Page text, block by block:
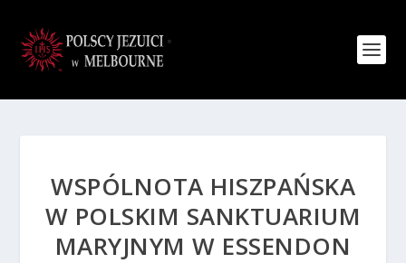
WSPÓLNOTA HISZPAŃSKA
W POLSKIM SANKTUARIUM
MARYJNYM W ESSENDON